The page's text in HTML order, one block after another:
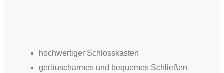
come
hochwertiger Schlosskasten
geräuscharmes und bequemes Schließen